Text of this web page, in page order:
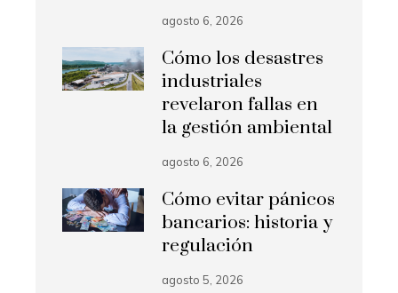
agosto 6, 2026
Cómo los desastres
industriales
revelaron fallas en
la gestión ambiental
agosto 6, 2026
Cómo evitar pánicos
bancarios: historia y
regulación
agosto 5, 2026